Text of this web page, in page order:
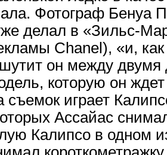
Фотограф Бенуа
делал в «Зильс-
Chanel), «и,
он между двумя
которую он
съемок играет
Ассайас
Калипсо в одном